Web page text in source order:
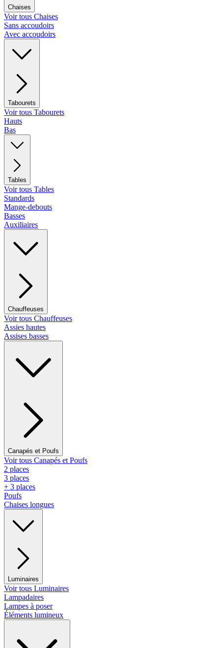
Chaises
Voir tous Chaises
Sans accoudoirs
Avec accoudoirs
Tabourets
Voir tous Tabourets
Hauts
Bas
Tables
Voir tous Tables
Standards
Mange-debouts
Basses
Auxiliaires
Chauffeuses
Voir tous Chauffeuses
Assies hautes
Assises basses
Canapés et Poufs
Voir tous Canapés et Poufs
2 places
3 places
+ 3 places
Poufs
Chaises longues
Luminaires
Voir tous Luminaires
Lampadaires
Lampes à poser
Éléments lumineux